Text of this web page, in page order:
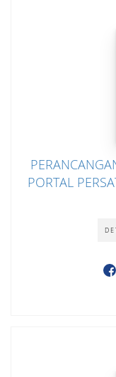
PORTAL